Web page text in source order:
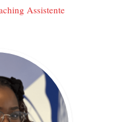
Assistente